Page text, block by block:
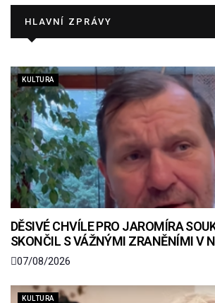
HLAVNÍ ZPRÁVY
KULTURA
DĚSIVÉ CHVÍLE PRO JAROMÍRA
SKONČIL S VÁŽNÝMI ZRANĚNÍMI V
07/08/2026
KULTURA